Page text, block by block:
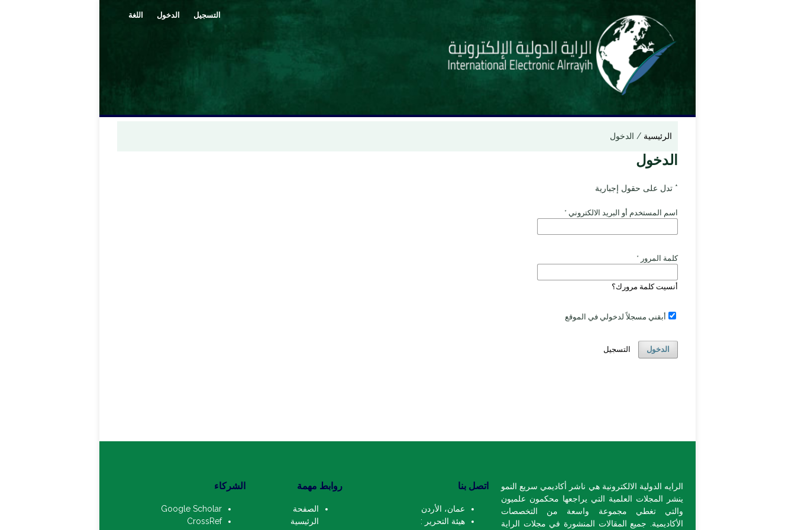
التسجيل الدخول اللغة
الرئيسية/ الدخول
الدخول
* تدل على حقول إجبارية
اسم المستخدم أو البريد الالكتروني *
كلمة المرور *
أنسيت كلمة مرورك؟
أبقني مسجلاً لدخولي في الموقع
الدخول التسجيل
الرايه الدولية الالكترونية هي ناشر أكاديمي سريع النمو
ينشر المجلات العلمية التي يراجعها محكمون علميون
والتي تغطي مجموعة واسعة من التخصصات
الأكاديمية. جميع المقالات المنشورة في مجلات الراية
اتصل بنا
عمان، الأردن
هيئة التحرير :
روابط مهمة
الصفحة
الرئيسية
الشركاء
Google Scholar
CrossRef